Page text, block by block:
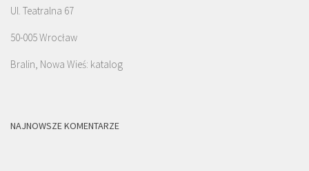
Ul. Teatralna 67
50-005 Wrocław
Bralin, Nowa Wieś: katalog
NAJNOWSZE KOMENTARZE